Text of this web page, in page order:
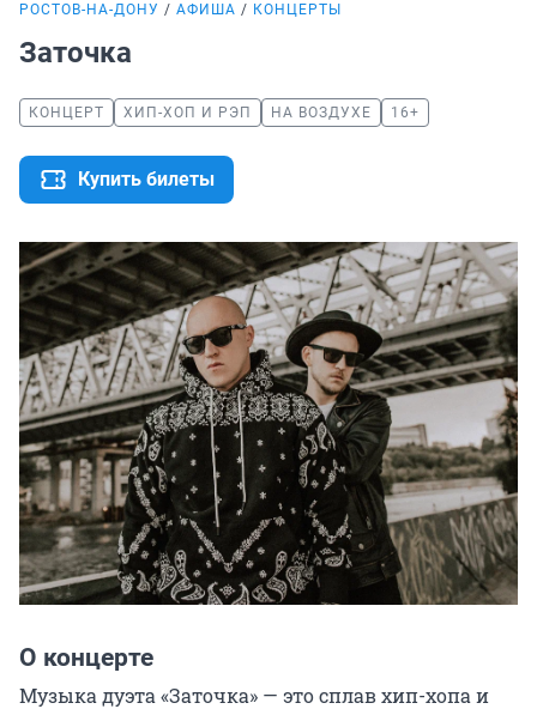
РОСТОВ-НА-ДОНУ АФИША КОНЦЕРТЫ
Заточка
КОНЦЕРТ ХИП-ХОП И РЭП НА ВОЗДУХЕ 16+
Купить билеты
О концерте
Музыка дуэта «Заточка» — это сплав хип-хопа и